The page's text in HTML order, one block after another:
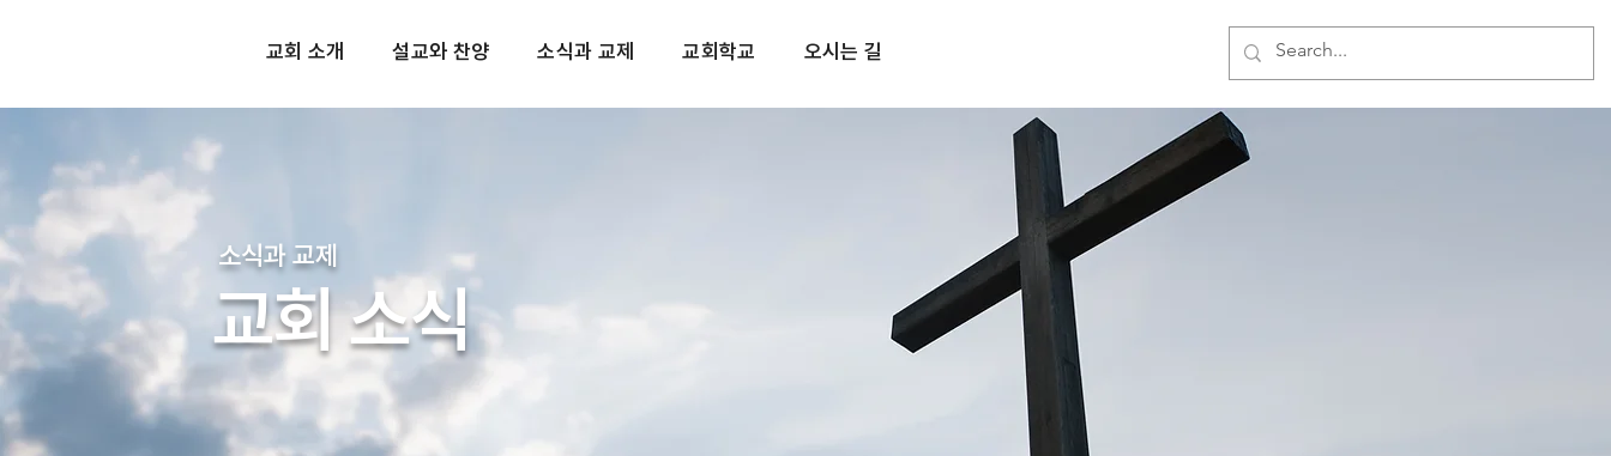
교회 소개 설교와 찬양 소식과 교제 교회학교 오시는 길
소식과 교제
교회 소식